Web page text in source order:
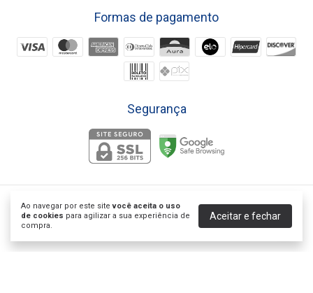
Ao navegar por este sitevocê aceita o uso
de cookies para agilizar a sua experiência de
compra.
Aceitar e fechar
Formas de pagamento
Segurança
Trocas e devoluções- La Ceutica
©2026. La Ceutica Dermocosmética Ltda - 28412483000150. Todos os